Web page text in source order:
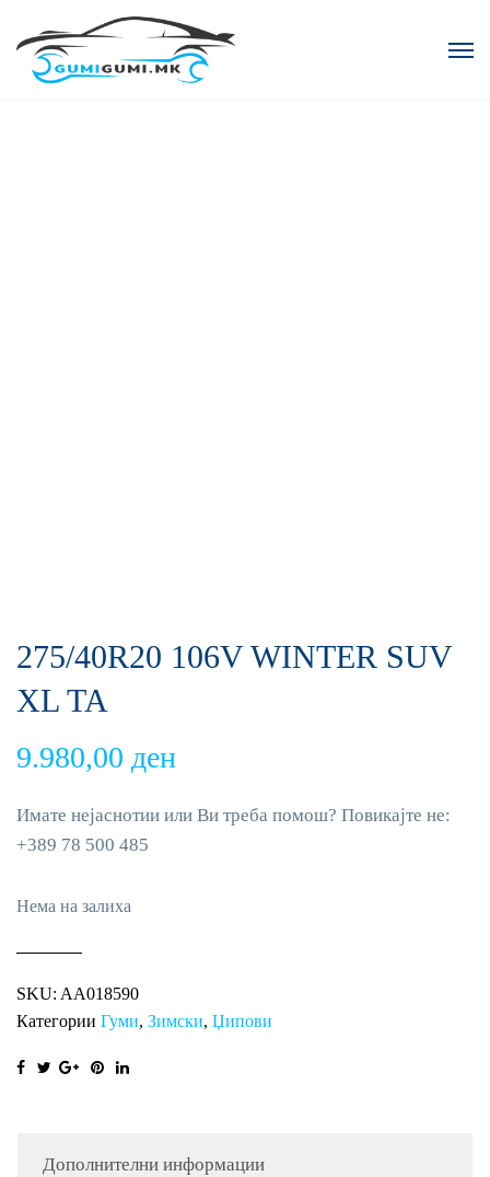
275/40R20 106V WINTER SUV
XL TA
9.980,00 ден
Имате нејаснотии или Ви треба помош? Повикајте не:
+389 78 500 485
Нема на залиха
SKU: AA018590
Категории Гуми, Зимски, Џипови
Дополнителни информации